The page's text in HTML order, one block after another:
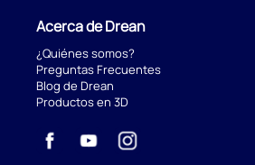
Acerca de Drean
¿Quiénes somos?
Preguntas Frecuentes
Blog de Drean
Productos en 3D